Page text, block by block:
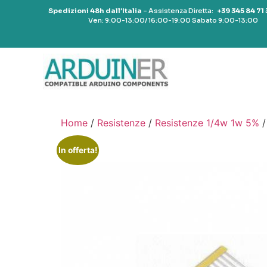
Spedizioni 48h dall’Italia – Assistenza Diretta: +39 345 84 71
Ven: 9:00-13:00/ 16:00-19:00 Sabato 9:00-13:00
Home / Resistenze / Resistenze 1/4w 1w 5%
In offerta!